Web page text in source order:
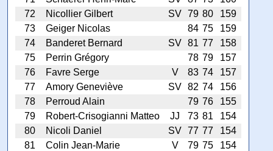
72
Nicollier Gilbert SV 79 80
159
73
Geiger Nicolas 84 75
159
74
Banderet Bernard SV 81 77
158
75
Perrin Grégory 78 79
157
76
Favre Serge V 83 74
157
77
Amory Geneviève SV 82 74
156
78
Perroud Alain 79 76
155
79
Robert-Crisogianni Matteo JJ 73 81
154
80
Nicoli Daniel SV 77 77
154
81
Colin Jean-Marie V 79 75
154